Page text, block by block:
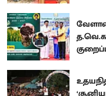
த.வெ.க